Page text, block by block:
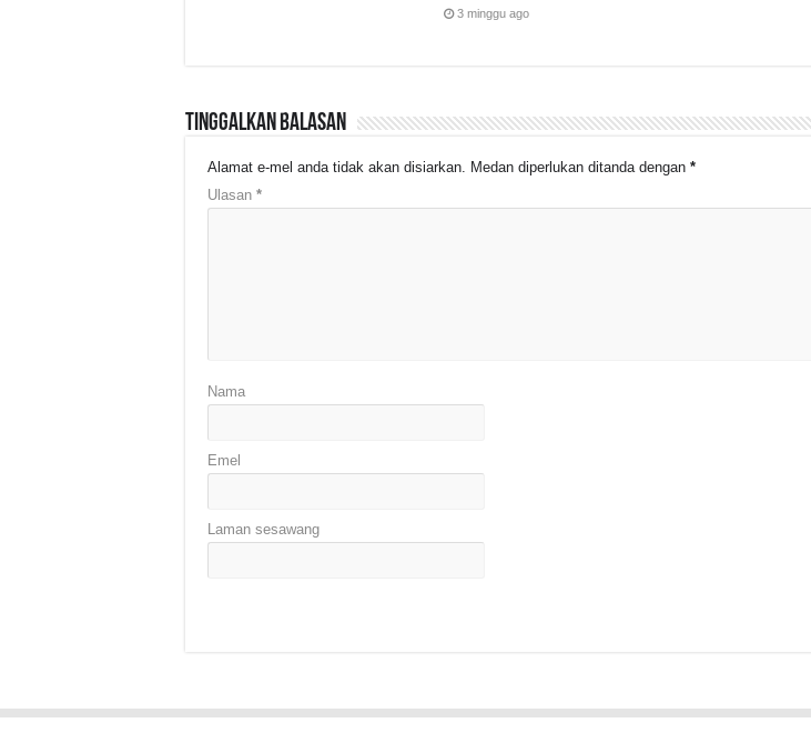
3 minggu ago
Tinggalkan Balasan
Alamat e-mel anda tidak akan disiarkan. Medan diperlukan ditanda dengan *
Ulasan *
Nama
Emel
Laman sesawang